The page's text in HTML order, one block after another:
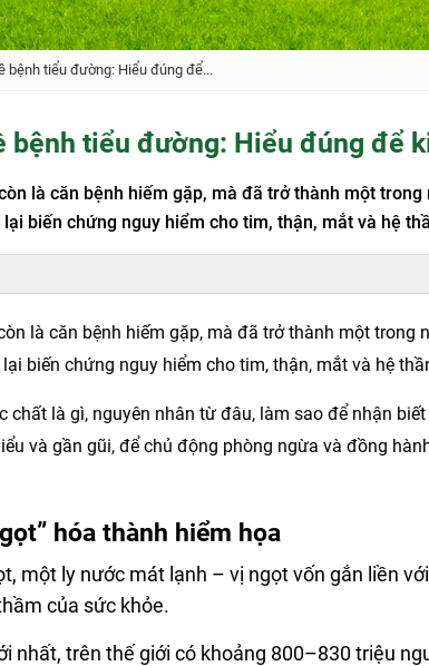
bệnh tiểu đường: Hiểu đúng để...
bệnh tiểu đường: Hiểu đúng để
là căn bệnh hiếm gặp, mà đã trở thành một
biến chứng nguy hiểm cho tim, thận, mắt và hệ
là căn bệnh hiếm gặp, mà đã trở thành một trong
biến chứng nguy hiểm cho tim, thận, mắt và hệ
chất là gì, nguyên nhân từ đâu, làm sao để nhận
và gần gũi, để chủ động phòng ngừa và đồng
hóa thành hiểm họa
một ly nước mát lạnh – vị ngọt vốn gắn liền
của sức khỏe.
nhất, trên thế giới có khoảng 800–830 triệu